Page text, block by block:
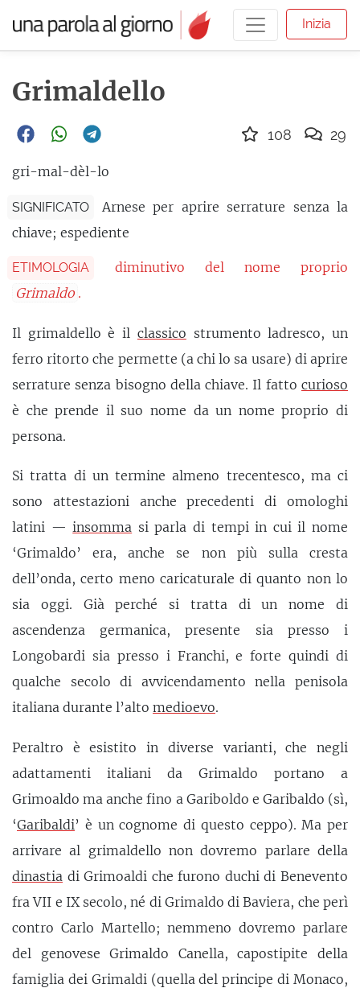
Inizia
Grimaldello
gri-mal-dèl-lo
SIGNIFICATO
Arnese per aprire serrature senza la
chiave; espediente
ETIMOLOGIA
diminutivo del nome proprio
Grimaldo .
Il grimaldello è il classico strumento ladresco, un
ferro ritorto che permette (a chi lo sa usare) di aprire
serrature senza bisogno della chiave. Il fatto curioso
è che prende il suo nome da un nome proprio di
persona.
Si tratta di un termine almeno trecentesco, ma ci
sono attestazioni anche precedenti di omologhi
latini —insomma si parla di tempi in cui il nome
‘Grimaldo’ era, anche se non più sulla cresta
dell’onda, certo meno caricaturale di quanto non lo
sia oggi. Già perché si tratta di un nome di
ascendenza germanica, presente sia presso i
Longobardi sia presso i Franchi, e forte quindi di
qualche secolo di avvicendamento nella penisola
italiana durante l’alto medioevo.
Peraltro è esistito in diverse varianti, che negli
adattamenti italiani da Grimaldo portano a
Grimoaldo ma anche fino a Gariboldo e Garibaldo (sì,
‘Garibaldi’ è un cognome di questo ceppo). Ma per
arrivare al grimaldello non dovremo parlare della
dinastia di Grimoaldi che furono duchi di Benevento
fra VII e IX secolo, né di Grimaldo di Baviera, che perì
contro Carlo Martello; nemmeno dovremo parlare
del genovese Grimaldo Canella, capostipite della
famiglia dei Grimaldi (quella del principe di Monaco,
108 29